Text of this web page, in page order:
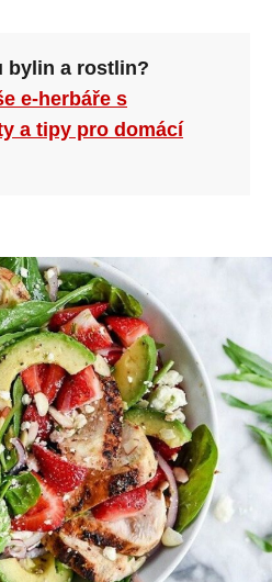
bylin a rostlin?
e-herbáře s
a tipy pro domácí